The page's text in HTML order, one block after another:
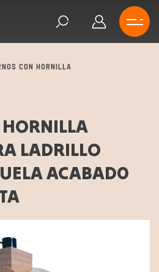
CON HORNILLA
LADRILLO
ACABAD0